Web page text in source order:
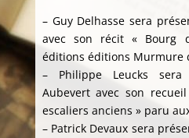
– Guy Delhasse sera
avec son récit « Bourg
éditions éditions Murmure
– Philippe Leucks
Aubevert avec son
escaliers anciens » paru
– Patrick Devaux sera